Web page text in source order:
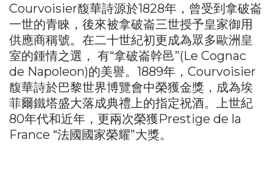
Courvoisier馥華詩源於1828年，曾受到拿破崙
一世的青睞，後來被拿破崙三世授予皇家御用
供應商稱號。在二十世紀初更成為眾多歐洲皇
室的鍾情之選， 有“拿破崙幹邑”(Le Cognac
de Napoleon)的美譽。1889年，Courvoisier
馥華詩於巴黎世界博覽會中榮獲金獎，成為埃
菲爾鐵塔盛大落成典禮上的指定祝酒。上世紀
80年代和近年，更兩次榮獲Prestige de la
France “法國國家榮耀”大獎。